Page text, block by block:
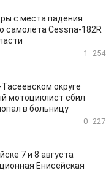
с места падения
самолёта Cessna-182R
1 254
округе
мотоциклист сбил
в больницу
0 227
7 и 8 августа
Енисейская